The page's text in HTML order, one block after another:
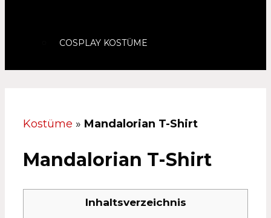
COSPLAY KOSTÜME
Kostüme » Mandalorian T-Shirt
Mandalorian T-Shirt
Inhaltsverzeichnis